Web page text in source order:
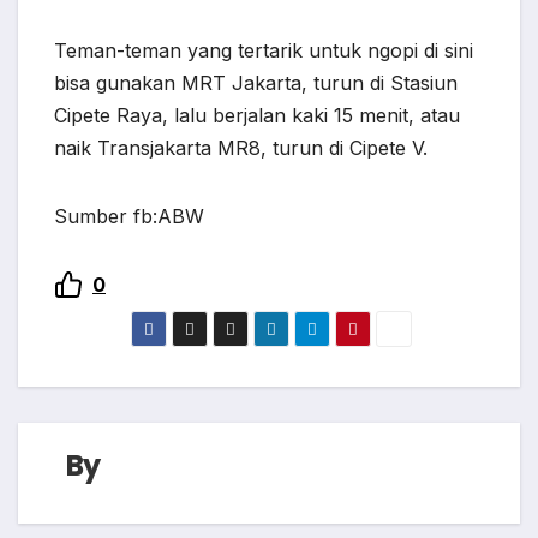
Teman-teman yang tertarik untuk ngopi di sini
bisa gunakan MRT Jakarta, turun di Stasiun
Cipete Raya, lalu berjalan kaki 15 menit, atau
naik Transjakarta MR8, turun di Cipete V.
Sumber fb:ABW
0
By